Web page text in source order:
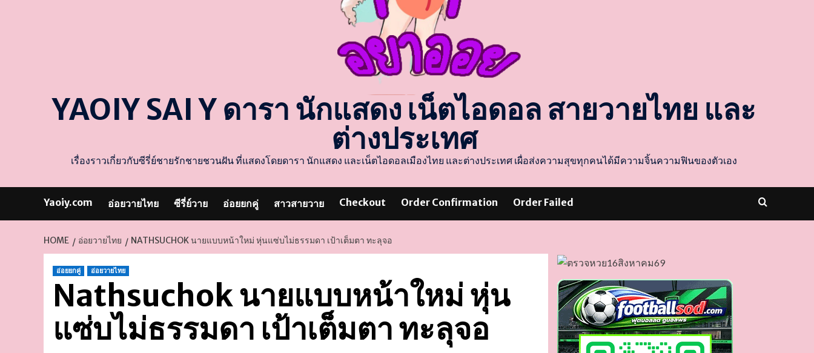
YAOIY SAI Y ดารา นักแสดง เน็ตไอดอล สายวายไทย และ
ต่างประเทศ
เรื่องราวเกี่ยวกับซีรี่ย์ชายรักชายชวนฝัน ที่แสดงโดยดารา นักแสดง และเน็ตไอดอลเมืองไทย และต่างประเทศ เผื่อส่งความสุขทุกคนได้มีความจิ้นความฟินของตัวเอง
Yaoiy.com อ่อยวายไทย ซีรี่ย์วาย อ่อยยกคู่ สาวสายวาย Checkout Order Confirmation Order Failed
HOME อ่อยวายไทย NATHSUCHOK นายแบบหน้าใหม่ หุ่นแซ่บไม่ธรรมดา เป้าเต็มตา ทะลุจอ
อ่อยยกคู่ อ่อยวายไทย
Nathsuchok นายแบบหน้าใหม่ หุ่น
แซ่บไม่ธรรมดา เป้าเต็มตา ทะลุจอ
dooballstar com